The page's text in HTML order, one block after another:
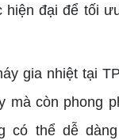
hiện đại để tối
gia nhiệt tại
mà còn phong
có thể dễ